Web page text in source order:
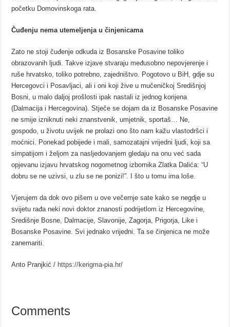
početku Domovinskoga rata.
Čuđenju nema utemeljenja u činjenicama
Zato ne stoji čuđenje odkuda iz Bosanske Posavine toliko
obrazovanih ljudi. Takve izjave stvaraju međusobno nepovjerenje i
ruše hrvatsko, toliko potrebno, zajedništvo. Pogotovo u BiH, gdje su
Hercegovci i Posavljaci, ali i oni koji žive u mučeničkoj Središnjoj
Bosni, u malo daljoj prošlosti ipak nastali iz jednog korijena
(Dalmacija i Hercegovina). Stječe se dojam da iz Bosanske Posavine
ne smije izniknuti neki znanstvenik, umjetnik, sportaš… Ne,
gospodo, u životu uvijek ne prolazi ono što nam kažu vlastodršci i
moćnici. Ponekad pobijede i mali, samozatajni vrijedni ljudi, koji sa
simpatijom i željom za nasljedovanjem gledaju na onu već sada
opjevanu izjavu hrvatskog nogometnog izbornika Zlatka Dalića: “U
dobru se ne uzivsi, u zlu se ne ponizi!”. I što u tomu ima loše.
Vjerujem da dok ovo pišem u ove večernje sate kako se negdje u
svijetu rađa neki novi doktor znanosti podrijetlom iz Hercegovine,
Središnje Bosne, Dalmacije, Slavonije, Zagorja, Prigorja, Like i
Bosanske Posavine. Svi jednako vrijedni. Ta se činjenica ne može
zanemariti.
Anto Pranjkić / https://kerigma-pia.hr/
Comments